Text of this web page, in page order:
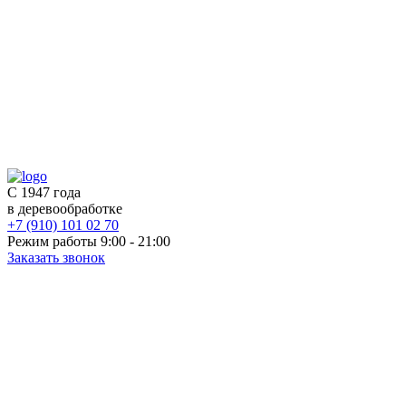
С 1947 года
в деревообработке
+7 (910) 101 02 70
Режим работы 9:00 - 21:00
Заказать звонок